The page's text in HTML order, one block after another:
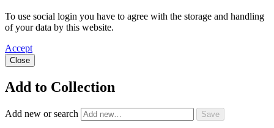
To use social login you have to agree with the storage and handling
of your data by this website.
Accept
Close
Add to Collection
Add new or search